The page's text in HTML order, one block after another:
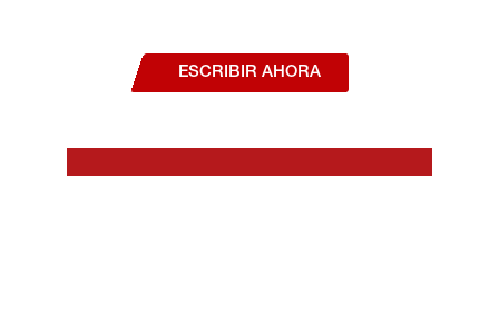
ESCRIBIR AHORA